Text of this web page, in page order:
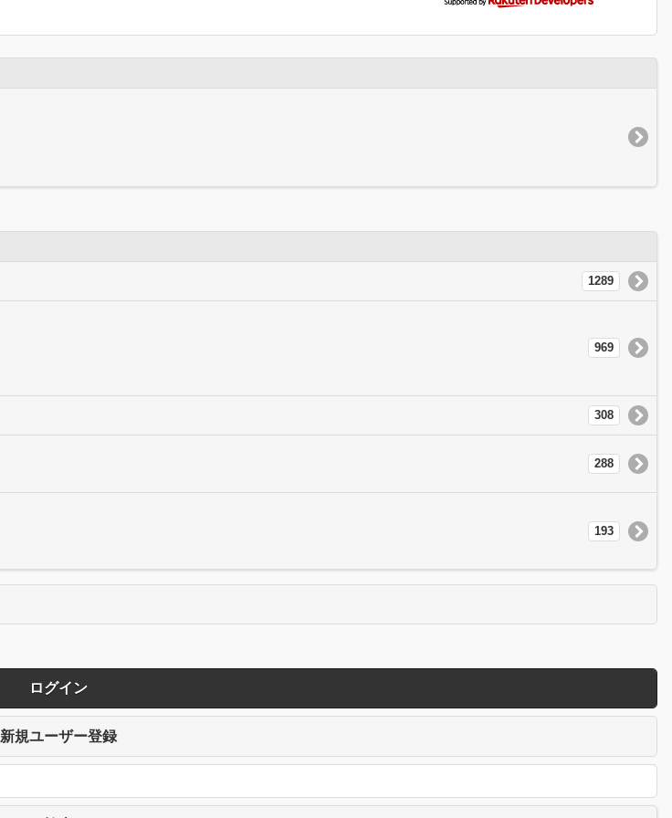
1289
969
308
288
193
ログイン
新規ユーザー登録